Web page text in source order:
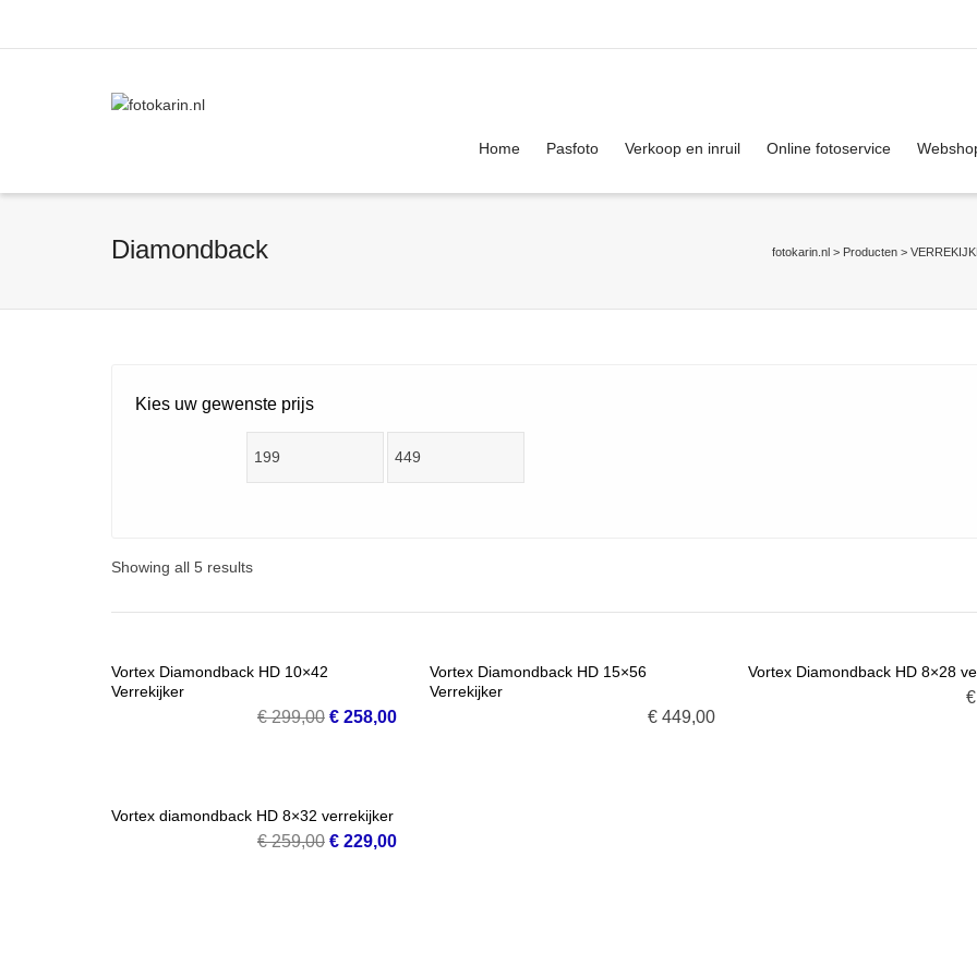
I'm looking for product in a size size . Show me the colour items.
Home Pasfoto Verkoop en inruil Online fotoservice
Diamondback fotokarin.nl > Producten >
Kies uw gewenste prijs
Showing all 5 results
Vortex Diamondback HD 10×42
Verrekijker
€299,00 Oorspronkelijke
€ 258,00Huidige
Vortex Diamondback HD 15×56
Verrekijker
€ 449,00
VOEG TOE AAN WINKELMANDJE
Vortex Diamondback HD 8×28
€
SALE!
VOEG TOE AAN WINKELMANDJE
Vortex diamondback HD 8×32 verrekijker
€259,00 Oorspronkelijke
€ 229,00Huidige